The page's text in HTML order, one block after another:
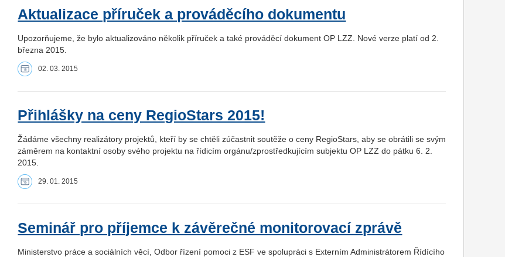
Aktualizace příruček a prováděcího dokumentu
Upozorňujeme, že bylo aktualizováno několik příruček a také prováděcí dokument OP LZZ. Nové verze platí od 2.
března 2015.
02. 03. 2015
Přihlášky na ceny RegioStars 2015!
Žádáme všechny realizátory projektů, kteří by se chtěli zúčastnit soutěže o ceny RegioStars, aby se obrátili se svým
záměrem na kontaktní osoby svého projektu na řídicím orgánu/zprostředkujícím subjektu OP LZZ do pátku 6. 2.
2015.
29. 01. 2015
Seminář pro příjemce k závěrečné monitorovací zprávě
Ministerstvo práce a sociálních věcí, Odbor řízení pomoci z ESF ve spolupráci s Externím Administrátorem Řídícího